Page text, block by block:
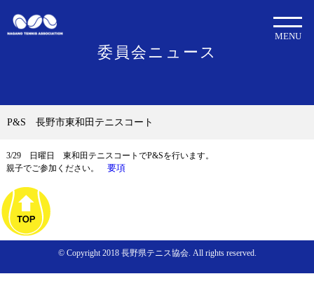
委員会ニュース
MENU
P&S 長野市東和田テニスコート
3/29 日曜日 東和田テニスコートでP&Sを行います。
親子でご参加ください。 要項
© Copyright 2018 長野県テニス協会. All rights reserved.